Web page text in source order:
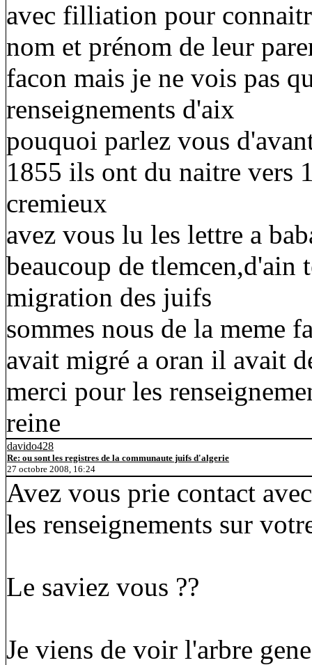
avec filliation pour
nom et prénom de leur
facon mais je ne vois pas
renseignements d'aix
pouquoi parlez vous
1855 ils ont du naitre vers
cremieux
avez vous lu les lettre a
beaucoup de tlemcen,d'ain
migration des juifs
sommes nous de la meme
avait migré a oran il avait
merci pour les
reine
davido428
Re: ou sont les registres de la communaute juifs d'algerie
27 octobre 2008, 16:24
Avez vous prie contact
les renseignements sur
Le saviez vous ??
Je viens de voir l'arbre